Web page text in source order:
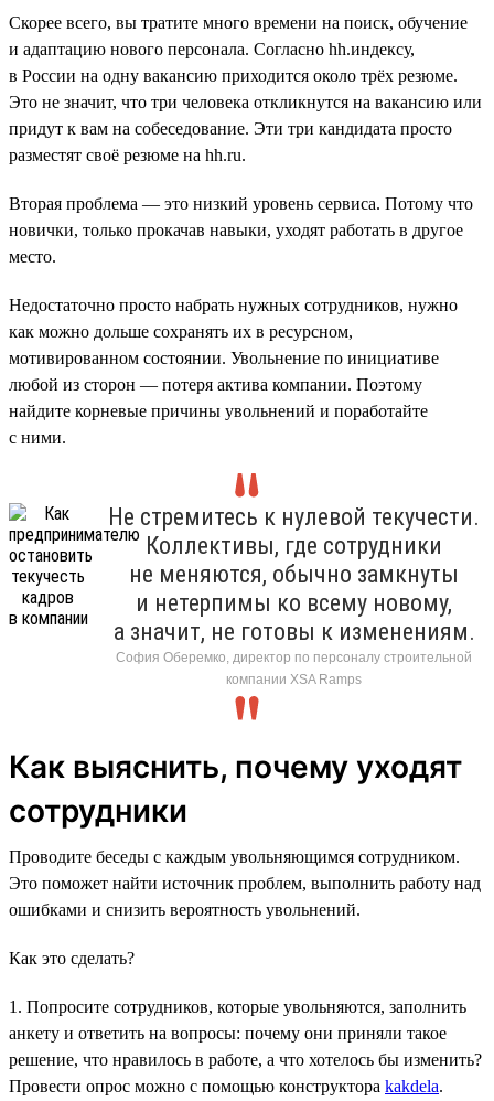
Скорее всего, вы тратите много времени на поиск, обучение
и адаптацию нового персонала. Согласно hh.индексу,
в России на одну вакансию приходится около трёх резюме.
Это не значит, что три человека откликнутся на вакансию или
придут к вам на собеседование. Эти три кандидата просто
разместят своё резюме на hh.ru.
Вторая проблема — это низкий уровень сервиса. Потому что
новички, только прокачав навыки, уходят работать в другое
место.
Недостаточно просто набрать нужных сотрудников, нужно
как можно дольше сохранять их в ресурсном,
мотивированном состоянии. Увольнение по инициативе
любой из сторон — потеря актива компании. Поэтому
найдите корневые причины увольнений и поработайте
с ними.
Не стремитесь к нулевой текучести.
Коллективы, где сотрудники
не меняются, обычно замкнуты
и нетерпимы ко всему новому,
а значит, не готовы к изменениям.
София Оберемко, директор по персоналу строительной
компании XSA Ramps
Как выяснить, почему уходят
сотрудники
Проводите беседы с каждым увольняющимся сотрудником.
Это поможет найти источник проблем, выполнить работу над
ошибками и снизить вероятность увольнений.
Как это сделать?
1. Попросите сотрудников, которые увольняются, заполнить
анкету и ответить на вопросы: почему они приняли такое
решение, что нравилось в работе, а что хотелось бы изменить?
Провести опрос можно с помощью конструктора kakdela.